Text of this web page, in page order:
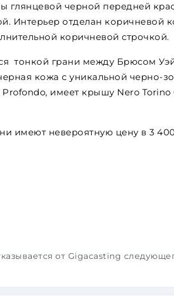
глянцевой черной передней
Интерьер отделан коричневой
коричневой строчкой.
тонкой грани между Брюсом
кожа с уникальной черно-
имеет крышу Nero Torino
имеют невероятную цену в 3